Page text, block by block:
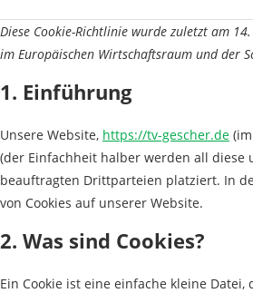
Diese Cookie-Richtlinie wurde zuletzt am
im Europäischen Wirtschaftsraum und der
1. Einführung
Unsere Website, https://tv-gescher.de
(der Einfachheit halber werden all diese
beauftragten Drittparteien platziert. In
von Cookies auf unserer Website.
2. Was sind Cookies?
Ein Cookie ist eine einfache kleine